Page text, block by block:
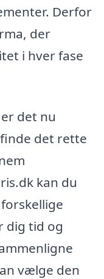
Derfor
der
i hver fase
det nu
det rette
kan du
dig tid og
vælge den